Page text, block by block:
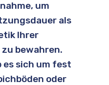
um
als
Ihrer
bewahren.
es sich um fest
oder